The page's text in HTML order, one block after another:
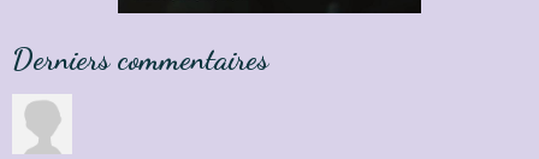
Derniers commentaires